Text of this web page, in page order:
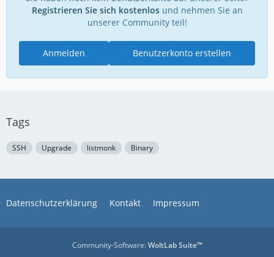
Registrieren Sie sich kostenlosund nehmen Sie an
unserer Community teil!
Benutzerkonto erstellen
Anmelden
Tags
SSH Upgrade listmonk Binary
Datenschutzerklärung Kontakt Impressum
Community-Software:WoltLab Suite™